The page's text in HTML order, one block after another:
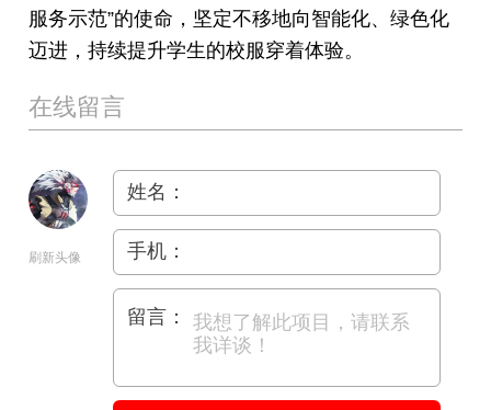
服务示范”的使命，坚定不移地向智能化、绿色化
迈进，持续提升学生的校服穿着体验。
在线留言
刷新头像
姓名：
手机：
留言：